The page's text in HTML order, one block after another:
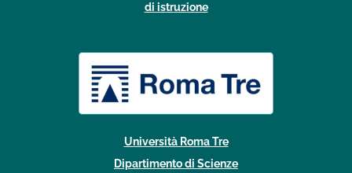
di istruzione
Università Roma Tre
Dipartimento di Scienze